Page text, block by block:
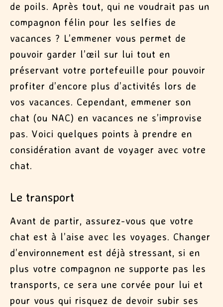
de poils. Après tout, qui ne voudrait pas un
compagnon félin pour les selfies de
vacances ? L’emmener vous permet de
pouvoir garder l’œil sur lui tout en
préservant votre portefeuille pour pouvoir
profiter d’encore plus d’activités lors de
vos vacances. Cependant, emmener son
chat (ou NAC) en vacances ne s’improvise
pas. Voici quelques points à prendre en
considération avant de voyager avec votre
chat.
Le transport
Avant de partir, assurez-vous que votre
chat est à l’aise avec les voyages. Changer
d’environnement est déjà stressant, si en
plus votre compagnon ne supporte pas les
transports, ce sera une corvée pour lui et
pour vous qui risquez de devoir subir ses